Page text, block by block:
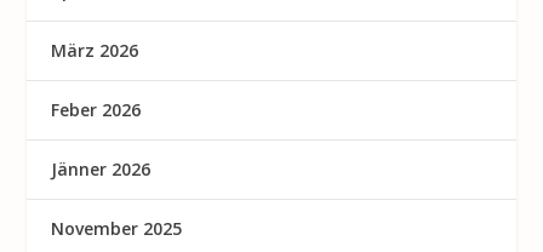
März 2026
Feber 2026
Jänner 2026
November 2025